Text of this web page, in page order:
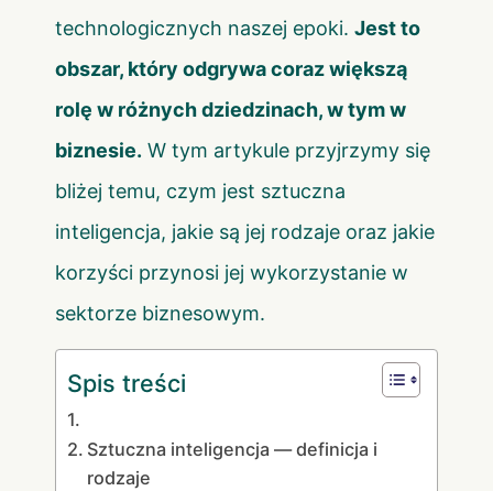
technologicznych naszej epoki. Jest to
obszar, który odgrywa coraz większą
rolę w różnych dziedzinach, w tym w
biznesie. W tym artykule przyjrzymy się
bliżej temu, czym jest sztuczna
inteligencja, jakie są jej rodzaje oraz jakie
korzyści przynosi jej wykorzystanie w
sektorze biznesowym.
Spis treści
Sztuczna inteligencja — definicja i
rodzaje